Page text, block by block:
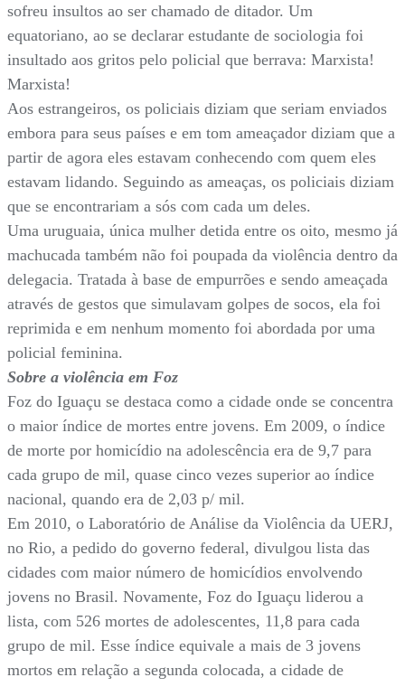
sofreu insultos ao ser chamado de ditador. Um
equatoriano, ao se declarar estudante de sociologia foi
insultado aos gritos pelo policial que berrava: Marxista!
Marxista!
Aos estrangeiros, os policiais diziam que seriam enviados
embora para seus países e em tom ameaçador diziam que a
partir de agora eles estavam conhecendo com quem eles
estavam lidando. Seguindo as ameaças, os policiais diziam
que se encontrariam a sós com cada um deles.
Uma uruguaia, única mulher detida entre os oito, mesmo já
machucada também não foi poupada da violência dentro da
delegacia. Tratada à base de empurrões e sendo ameaçada
através de gestos que simulavam golpes de socos, ela foi
reprimida e em nenhum momento foi abordada por uma
policial feminina.
Sobre a violência em Foz
Foz do Iguaçu se destaca como a cidade onde se concentra
o maior índice de mortes entre jovens. Em 2009, o índice
de morte por homicídio na adolescência era de 9,7 para
cada grupo de mil, quase cinco vezes superior ao índice
nacional, quando era de 2,03 p/ mil.
Em 2010, o Laboratório de Análise da Violência da UERJ,
no Rio, a pedido do governo federal, divulgou lista das
cidades com maior número de homicídios envolvendo
jovens no Brasil. Novamente, Foz do Iguaçu liderou a
lista, com 526 mortes de adolescentes, 11,8 para cada
grupo de mil. Esse índice equivale a mais de 3 jovens
mortos em relação a segunda colocada, a cidade de